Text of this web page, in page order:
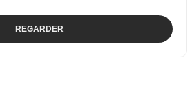
REGARDER